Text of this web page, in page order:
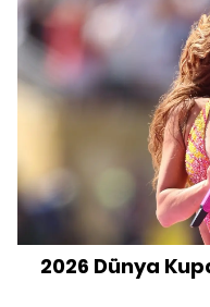
2026 Dünya